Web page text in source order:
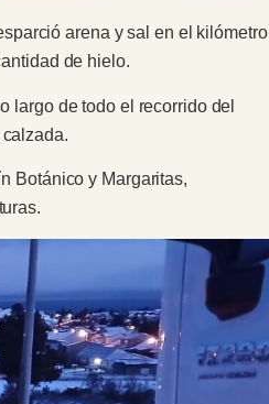
arena y sal en el kilómetro
de hielo.
largo de todo el recorrido del
Botánico y Margaritas,